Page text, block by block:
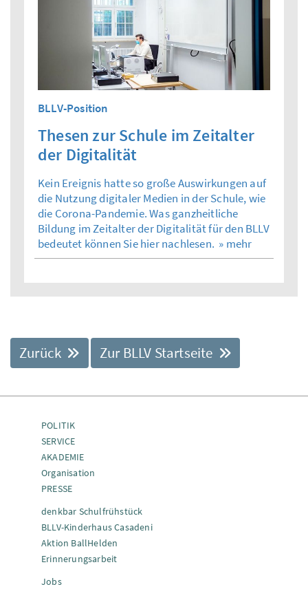
BLLV-Position
Thesen zur Schule im Zeitalter
der Digitalität
Kein Ereignis hatte so große Auswirkungen auf
die Nutzung digitaler Medien in der Schule, wie
die Corona-Pandemie. Was ganzheitliche
Bildung im Zeitalter der Digitalität für den BLLV
bedeutet können Sie hier nachlesen. » mehr
Zurück Zur BLLV Startseite
POLITIK
SERVICE
AKADEMIE
Organisation
PRESSE
denkbar Schulfrühstück
BLLV-Kinderhaus Casadeni
Aktion BallHelden
Erinnerungsarbeit
Jobs